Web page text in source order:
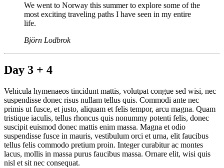
We went to Norway this summer to explore some of the
most exciting traveling paths I have seen in my entire
life.
Björn Lodbrok
Day 3 + 4
Vehicula hymenaeos tincidunt mattis, volutpat congue sed wisi, nec
suspendisse donec risus nullam tellus quis. Commodi ante nec
primis ut fusce, et justo, aliquam et felis tempor, arcu magna. Quam
tristique iaculis, tellus rhoncus quis nonummy potenti felis, donec
suscipit euismod donec mattis enim massa. Magna et odio
suspendisse fusce in mauris, vestibulum orci et urna, elit faucibus
tellus felis commodo pretium proin. Integer curabitur ac montes
lacus, mollis in massa purus faucibus massa. Ornare elit, wisi quis
nisl et sit nec consequat.